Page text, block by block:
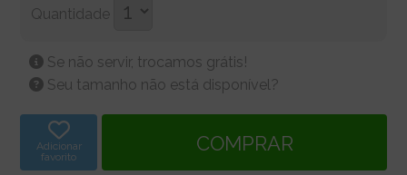
Quantidade
Se não servir, trocamos grátis!
Seu tamanho não está disponível?
Adicionar
favorito